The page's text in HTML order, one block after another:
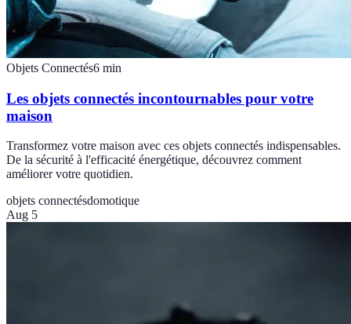
Objets Connectés6 min
Les objets connectés incontournables pour votre
maison
Transformez votre maison avec ces objets connectés indispensables.
De la sécurité à l'efficacité énergétique, découvrez comment
améliorer votre quotidien.
objets connectésdomotique
Aug 5